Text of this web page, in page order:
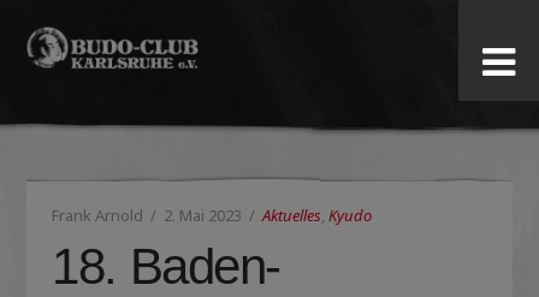
Budo-
Club
Karlsruhe
e.V.
Frank Arnold 2. Mai 2023 Aktuelles, Kyudo
18. Baden-